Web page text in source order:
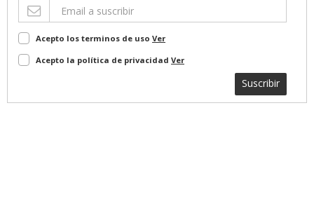
Acepto los terminos de uso Ver
Acepto la política de privacidad Ver
Suscribir